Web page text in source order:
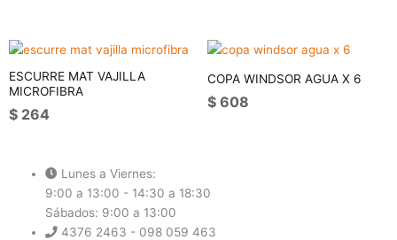
ESCURRE MAT VAJILLA
MICROFIBRA
$ 264
COPA WINDSOR AGUA X 6
$ 608
Lunes a Viernes:
9:00 a 13:00 - 14:30 a 18:30
Sábados: 9:00 a 13:00
4376 2463 - 098 059 463